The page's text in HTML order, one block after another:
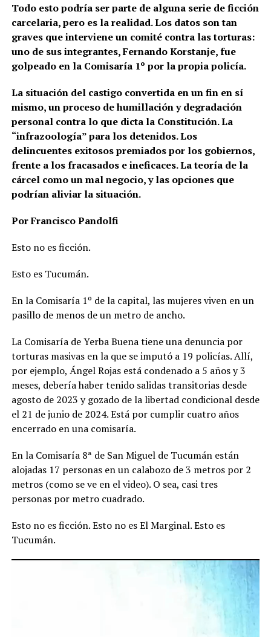
Todo esto podría ser parte de alguna serie de ficción
carcelaria, pero es la realidad. Los datos son tan
graves que interviene un comité contra las torturas:
uno de sus integrantes, Fernando Korstanje, fue
golpeado en la Comisaría 1º por la propia policía.
La situación del castigo convertida en un fin en sí
mismo, un proceso de humillación y degradación
personal contra lo que dicta la Constitución. La
“infrazoología” para los detenidos. Los
delincuentes exitosos premiados por los gobiernos,
frente a los fracasados e ineficaces. La teoría de la
cárcel como un mal negocio, y las opciones que
podrían aliviar la situación.
Por Francisco Pandolfi
Esto no es ficción.
Esto es Tucumán.
En la Comisaría 1º de la capital, las mujeres viven en un
pasillo de menos de un metro de ancho.
La Comisaría de Yerba Buena tiene una denuncia por
torturas masivas en la que se imputó a 19 policías. Allí,
por ejemplo, Ángel Rojas está condenado a 5 años y 3
meses, debería haber tenido salidas transitorias desde
agosto de 2023 y gozado de la libertad condicional desde
el 21 de junio de 2024. Está por cumplir cuatro años
encerrado en una comisaría.
En la Comisaría 8ª de San Miguel de Tucumán están
alojadas 17 personas en un calabozo de 3 metros por 2
metros (como se ve en el video). O sea, casi tres
personas por metro cuadrado.
Esto no es ficción. Esto no es El Marginal. Esto es
Tucumán.